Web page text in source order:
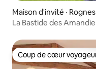
Maison d'invité · Rognes
La Bastide des
Coup de cœur
Coup de cœur